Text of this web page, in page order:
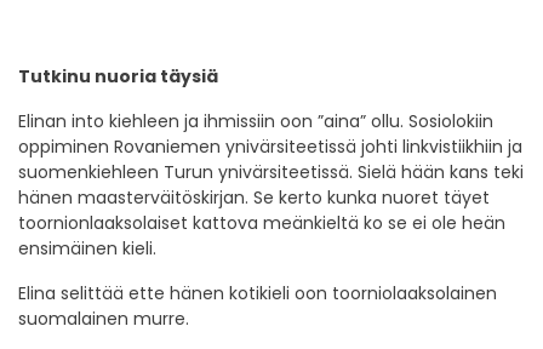
Tutkinu nuoria täysiä
Elinan into kiehleen ja ihmissiin oon ”aina” ollu. Sosiolokiin
oppiminen Rovaniemen ynivärsiteetissä johti linkvistiikhiin ja
suomenkiehleen Turun ynivärsiteetissä. Sielä hään kans teki
hänen maasterväitöskirjan. Se kerto kunka nuoret täyet
toornionlaaksolaiset kattova meänkieltä ko se ei ole heän
ensimäinen kieli.
Elina selittää ette hänen kotikieli oon toorniolaaksolainen
suomalainen murre.